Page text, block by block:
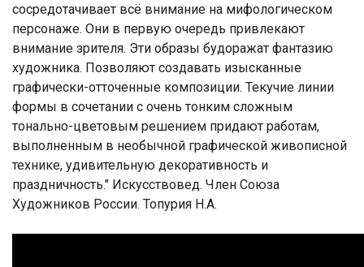
сосредотачивает всё внимание на мифологическом
персонаже. Они в первую очередь привлекают
внимание зрителя. Эти образы будоражат фантазию
художника. Позволяют создавать изысканные
графически-отточенные композиции. Текучие линии
формы в сочетании с очень тонким сложным
тонально-цветовым решением придают работам,
выполненным в необычной графической живописной
технике, удивительную декоративность и
праздничность." Искусствовед. Член Союза
Художников России. Топурия Н.А.